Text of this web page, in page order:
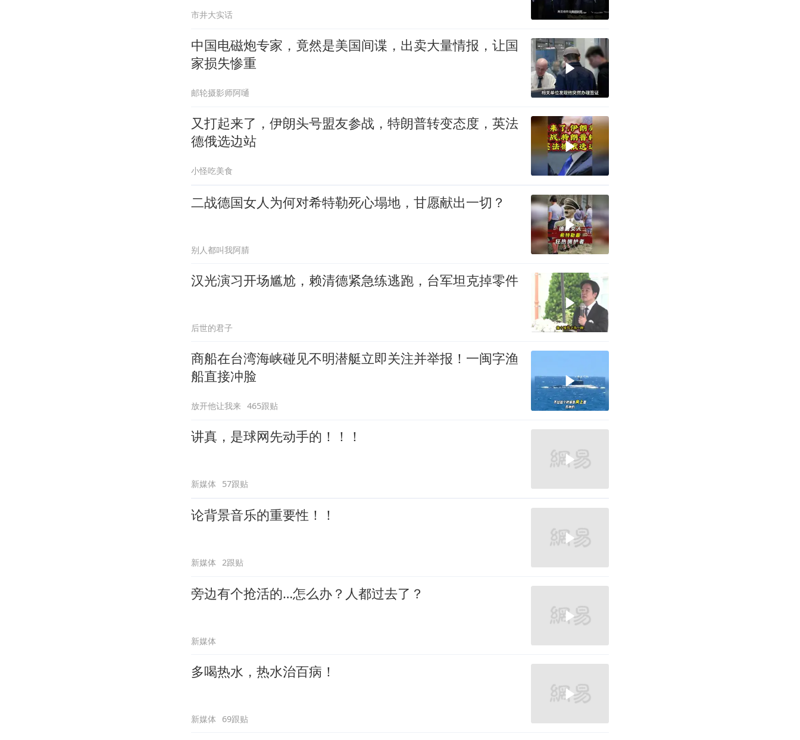
市井大实话
中国电磁炮专家，竟然是美国间谍，出卖大量情报，让国
家损失惨重
邮轮摄影师阿嗵
又打起来了，伊朗头号盟友参战，特朗普转变态度，英法
德俄选边站
小怪吃美食
二战德国女人为何对希特勒死心塌地，甘愿献出一切？
别人都叫我阿腈
汉光演习开场尴尬，赖清德紧急练逃跑，台军坦克掉零件
后世的君子
商船在台湾海峡碰见不明潜艇立即关注并举报！一闽字渔
船直接冲脸
放开他让我来 465跟贴
讲真，是球网先动手的！！！
新媒体 57跟贴
论背景音乐的重要性！！
新媒体 2跟贴
旁边有个抢活的…怎么办？人都过去了？
新媒体
多喝热水，热水治百病！
新媒体 69跟贴